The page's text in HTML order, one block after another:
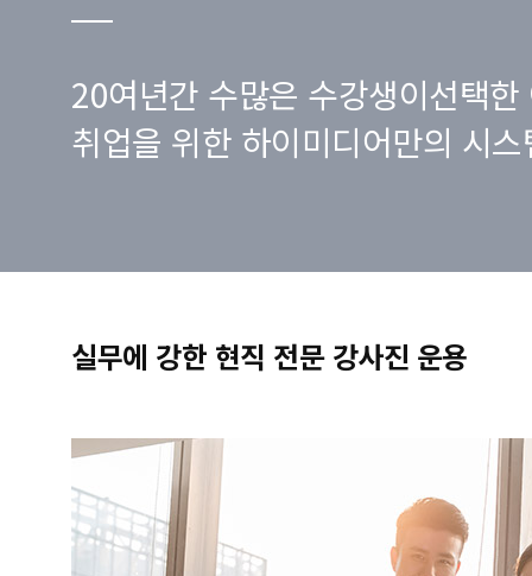
20여년간 수많은 수강생이선택한
취업을 위한 하이미디어만의 시
실무에 강한 현직 전문 강사진 운용